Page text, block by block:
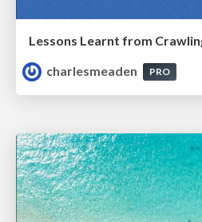
Lessons Learnt from
charlesmeaden
PRO